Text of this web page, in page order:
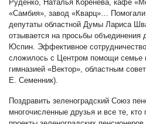
Руденко, Наталья Коренева, кафе
«Самбия», завод «Кварц»…
депутаты областной Думы Лариса
отзывается на просьбы
Юспин. Эффективное
сложилось с Центром помощи
гимназией «Вектор», областным
Е. Семенник).
Поздравить зеленоградский Союз
многочисленные друзья и все те,